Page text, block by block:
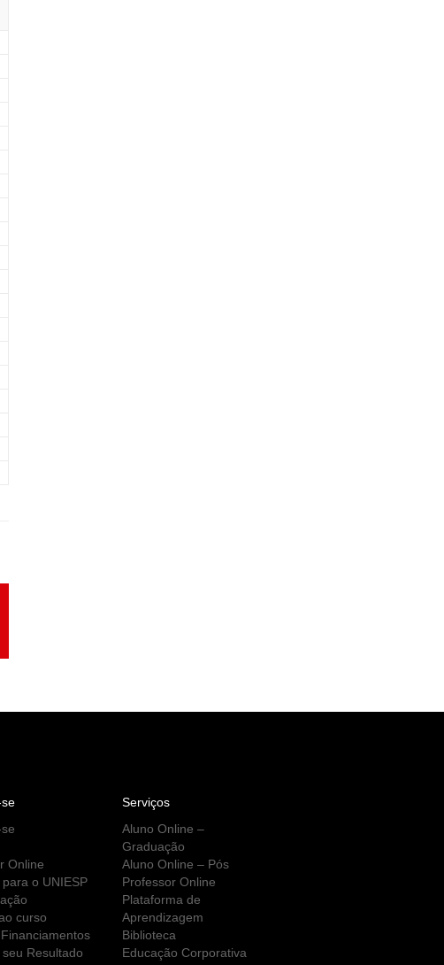
Online
o UNIESP
curso
Resultado
Serviços
Aluno Online –
Graduação
Aluno Online – Pós
Professor Online
Plataforma de
Aprendizagem
Biblioteca
Educação Corporativa